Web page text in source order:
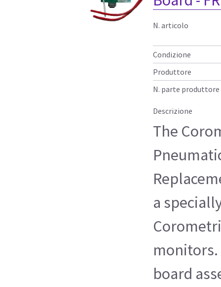
N. articolo
Condizione
Produttore
N. parte produttore
Descrizione
The
a
board